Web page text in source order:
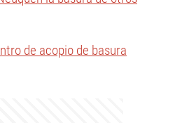
de acopio de basura